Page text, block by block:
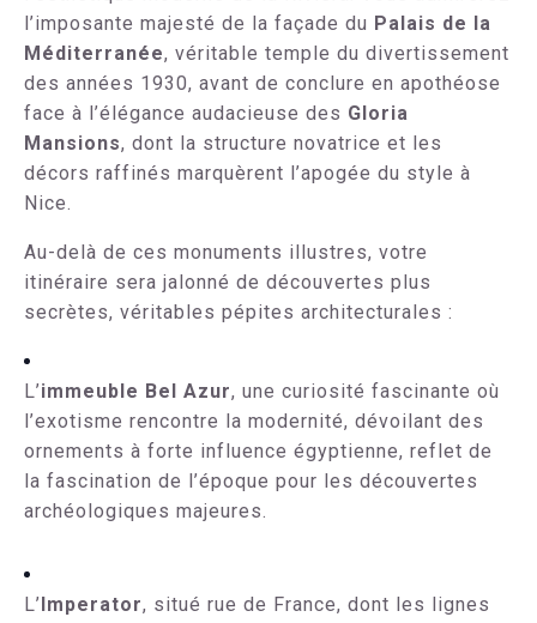
l’imposante majesté de la façade du Palais de la
Méditerranée, véritable temple du divertissement
des années 1930, avant de conclure en apothéose
face à l’élégance audacieuse des Gloria
Mansions, dont la structure novatrice et les
décors raffinés marquèrent l’apogée du style à
Nice.
Au-delà de ces monuments illustres, votre
itinéraire sera jalonné de découvertes plus
secrètes, véritables pépites architecturales :
L’immeuble Bel Azur, une curiosité fascinante où
l’exotisme rencontre la modernité, dévoilant des
ornements à forte influence égyptienne, reflet de
la fascination de l’époque pour les découvertes
archéologiques majeures.
L’Imperator, situé rue de France, dont les lignes